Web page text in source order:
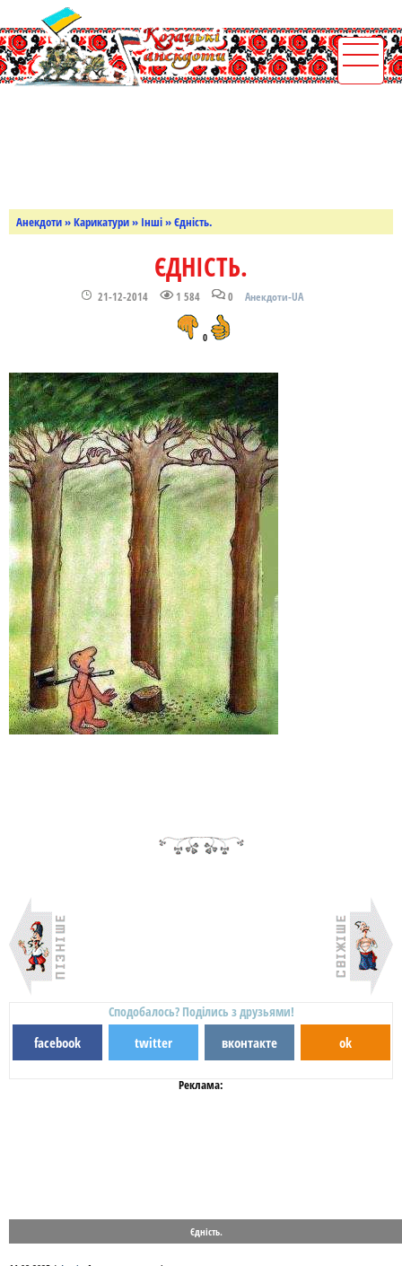
Анекдоти»Карикатури» Інші» Єдність.
ЄДНІСТЬ.
21-12-2014 1 584 0 Анекдоти-UA
0
Сподобалось? Поділись з друзьями!
facebook twitter вконтакте ok
Реклама:
Єдність.